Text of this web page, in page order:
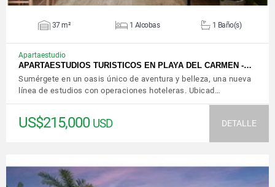
37 m² 1 Alcobas 1 Baño(s)
Apartaestudio
APARTAESTUDIOS TURISTICOS EN PLAYA DEL CARMEN -…
Sumérgete en un oasis único de aventura y belleza, una nueva
línea de estudios con operaciones hoteleras. Ubicad…
US$215,000 USD DETALLE